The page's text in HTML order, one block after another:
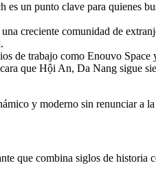
es un punto clave para quienes
creciente comunidad de
de trabajo como Enouvo
que Hội An, Da Nang sigue
y moderno sin renunciar a
que combina siglos de historia